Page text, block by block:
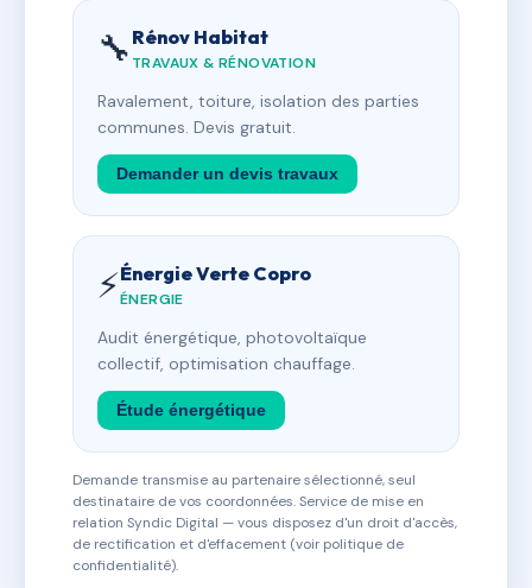
🔧 Rénov Habitat
TRAVAUX & RÉNOVATION
Ravalement, toiture, isolation des parties
communes. Devis gratuit.
Demander un devis travaux
⚡Énergie Verte Copro
ÉNERGIE
Audit énergétique, photovoltaïque
collectif, optimisation chauffage.
Étude énergétique
Demande transmise au partenaire sélectionné, seul
destinataire de vos coordonnées. Service de mise en
relation Syndic Digital — vous disposez d'un droit d'accès,
de rectification et d'effacement (voir politique de
confidentialité).